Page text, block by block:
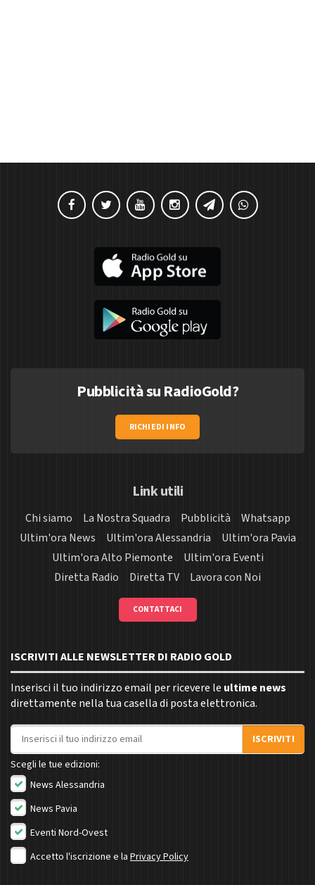
Pubblicità su RadioGold?
RICHIEDI INFO
Link utili
Chi siamo La Nostra Squadra Pubblicità
Whatsapp
Ultim'ora News
Ultim'ora Alessandria
Ultim'ora Pavia
Ultim'ora Alto Piemonte
Ultim'ora Eventi
Diretta Radio
Diretta TV Lavora con Noi
CONTATTACI
ISCRIVITI ALLE NEWSLETTER DI RADIO GOLD
Inserisci il tuo indirizzo email per ricevere le ultime news
direttamente nella tua casella di posta elettronica.
Indirizzo email
ISCRIVITI
Scegli le tue edizioni:
News Alessandria
News Pavia
Eventi Nord-Ovest
Accetto l'iscrizione e la Privacy Policy